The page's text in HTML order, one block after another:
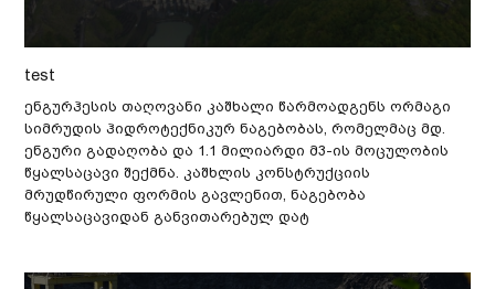
test
ენგურჰესის თაღოვანი კაშხალი წარმოადგენს ორმაგი
სიმრუდის ჰიდროტექნიკურ ნაგებობას, რომელმაც მდ.
ენგური გადაღობა და 1.1 მილიარდი მ3-ის მოცულობის
წყალსაცავი შექმნა. კაშხლის კონსტრუქციის
მრუდწირული ფორმის გავლენით, ნაგებობა
წყალსაცავიდან განვითარებულ დატ